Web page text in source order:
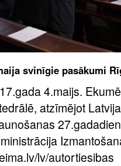
svinīgie pasākumi
4.maijs.
atzīmējot
lv/autortiesibas